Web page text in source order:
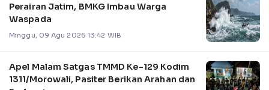
Perairan Jatim, BMKG Imbau Warga
Waspada
Minggu, 09 Agu 2026 13:42 WIB
Apel Malam Satgas TMMD Ke-129 Kodim
1311/Morowali, Pasiter Berikan Arahan dan